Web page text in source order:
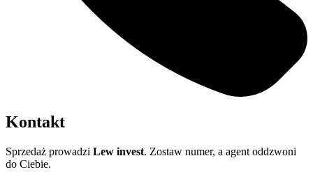
Kontakt
Sprzedaż prowadzi Lew invest. Zostaw numer, a agent oddzwoni
do Ciebie.